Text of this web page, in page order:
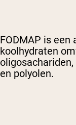
FODMAP is
koolhydraten
en polyolen.